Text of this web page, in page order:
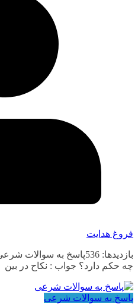
فروغ هدایت
بازدیدها: 536پاسخ به
چه حکم دارد؟ جواب : نکاح در بین
پاسخ به سوالات شرعی